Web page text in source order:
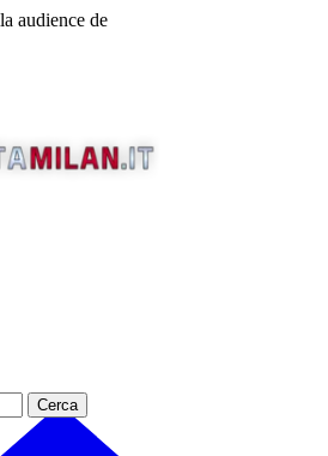
audience de
Cerca